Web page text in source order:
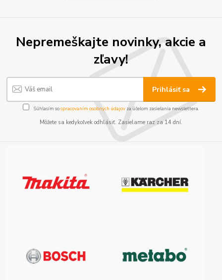
Nepremeškajte novinky, akcie a
zľavy!
Prihlásiť sa
Súhlasím sospracovaním osobných údajov za účelom zasielania newslettera.
Môžete sa kedykoľvek odhlásiť. Zasielame raz za 14 dní.